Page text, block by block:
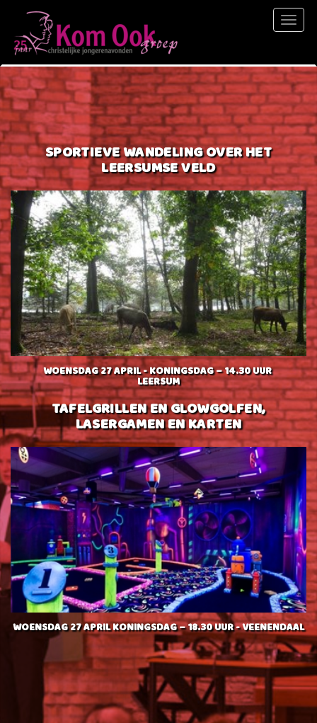
Toggle
SPORTIEVE WANDELING OVER HET
LEERSUMSE VELD
WOENSDAG 27 APRIL - KONINGSDAG – 14.30 UUR
LEERSUM
TAFELGRILLEN EN GLOWGOLFEN,
LASERGAMEN EN KARTEN
WOENSDAG 27 APRIL KONINGSDAG – 18.30 UUR - VEENENDAAL